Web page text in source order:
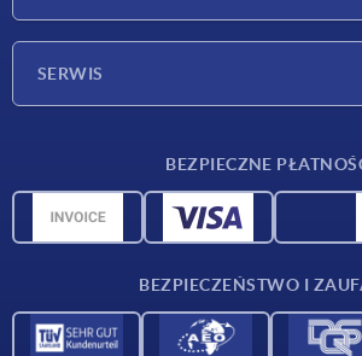
SERWIS
Dane CAD
BEZPIECZNE
BEZPIECZEŃSTWO I